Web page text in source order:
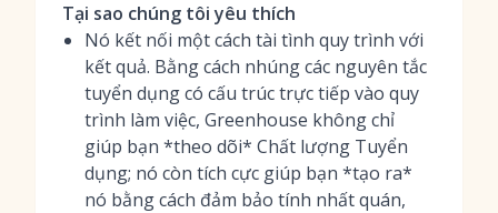
Tại sao chúng tôi yêu thích
Nó kết nối một cách tài tình quy trình với
kết quả. Bằng cách nhúng các nguyên tắc
tuyển dụng có cấu trúc trực tiếp vào quy
trình làm việc, Greenhouse không chỉ
giúp bạn *theo dõi* Chất lượng Tuyển
dụng; nó còn tích cực giúp bạn *tạo ra*
nó bằng cách đảm bảo tính nhất quán,